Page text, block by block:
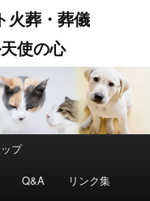
火葬・葬儀
使の心
プ
Q&A リンク集